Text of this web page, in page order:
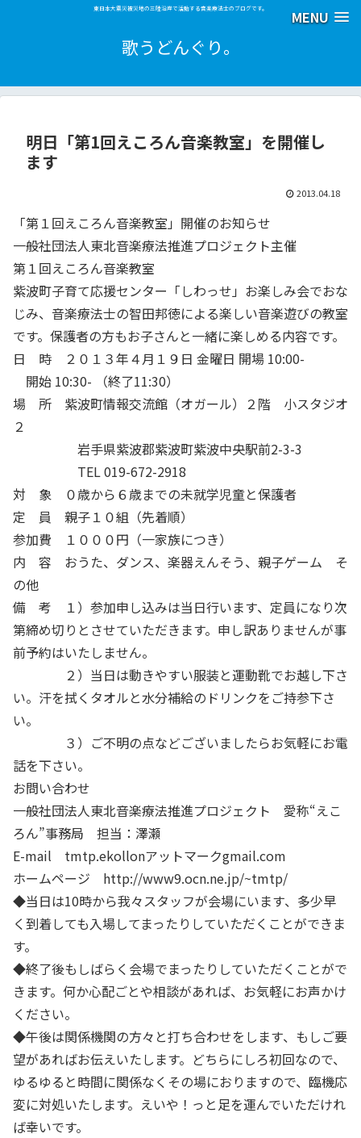
MENU
東日本大震災被災地の三陸沿岸で活動する音楽療法士のブログです。
歌うどんぐり。
明日「第1回えころん音楽教室」を開催し
ます
2013.04.18
「第１回えころん音楽教室」開催のお知らせ
一般社団法人東北音楽療法推進プロジェクト主催
第１回えころん音楽教室
紫波町子育て応援センター「しわっせ」お楽しみ会でおな
じみ、音楽療法士の智田邦徳による楽しい音楽遊びの教室
です。保護者の方もお子さんと一緒に楽しめる内容です。
日 時 ２０１３年４月１９日 金曜日 開場 10:00-
開始 10:30- （終了11:30）
場 所 紫波町情報交流館（オガール）２階 小スタジオ
２
岩手県紫波郡紫波町紫波中央駅前2-3-3
TEL 019-672-2918
対 象 ０歳から６歳までの未就学児童と保護者
定 員 親子１０組（先着順）
参加費 １０００円（一家族につき）
内 容 おうた、ダンス、楽器えんそう、親子ゲーム そ
の他
備 考 １）参加申し込みは当日行います、定員になり次
第締め切りとさせていただきます。申し訳ありませんが事
前予約はいたしません。
２）当日は動きやすい服装と運動靴でお越し下さ
い。汗を拭くタオルと水分補給のドリンクをご持参下さ
い。
３）ご不明の点などございましたらお気軽にお電
話を下さい。
お問い合わせ
一般社団法人東北音楽療法推進プロジェクト 愛称“えこ
ろん”事務局 担当：澤瀬
E-mail tmtp.ekollonアットマークgmail.com
ホームページ http://www9.ocn.ne.jp/~tmtp/
◆当日は10時から我々スタッフが会場にいます、多少早
く到着しても入場してまったりしていただくことができま
す。
◆終了後もしばらく会場でまったりしていただくことがで
きます。何か心配ごとや相談があれば、お気軽にお声かけ
ください。
◆午後は関係機関の方々と打ち合わせをします、もしご要
望があればお伝えいたします。どちらにしろ初回なので、
ゆるゆると時間に関係なくその場におりますので、臨機応
変に対処いたします。えいや！っと足を運んでいただけれ
ば幸いです。